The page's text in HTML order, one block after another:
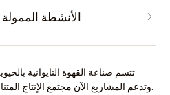
الأنشطة
تتسم صناعة القهوة التايوانية